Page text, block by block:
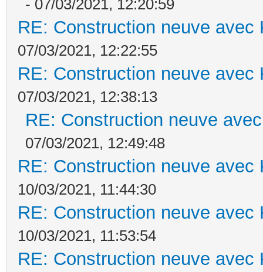
- 07/03/2021, 12:20:59
RE: Construction neuve avec
07/03/2021, 12:22:55
RE: Construction neuve avec
07/03/2021, 12:38:13
RE: Construction neuve
07/03/2021, 12:49:48
RE: Construction neuve avec
10/03/2021, 11:44:30
RE: Construction neuve avec
10/03/2021, 11:53:54
RE: Construction neuve avec